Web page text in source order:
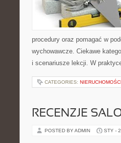
procedury oraz pomagać w
wychowawcze. Ciekawe
i scenariusze lekcji. W
CATEGORIES: NIERUCHOMOŚCI
RECENZJE
POSTED BY ADMIN STY -